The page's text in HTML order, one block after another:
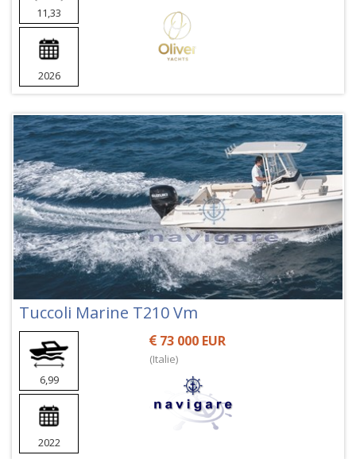
11,33
2026
Tuccoli Marine T210 Vm
6,99
2022
73 000 EUR
(Italie)